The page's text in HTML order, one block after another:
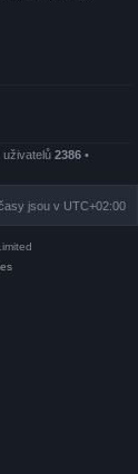
uživatelů 2386 •
jsou v UTC+02:00